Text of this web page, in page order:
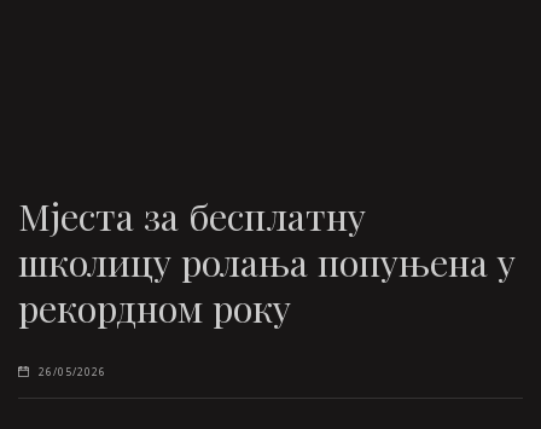
Мјеста за бесплатну
школицу ролања попуњена у
рекордном року
26/05/2026